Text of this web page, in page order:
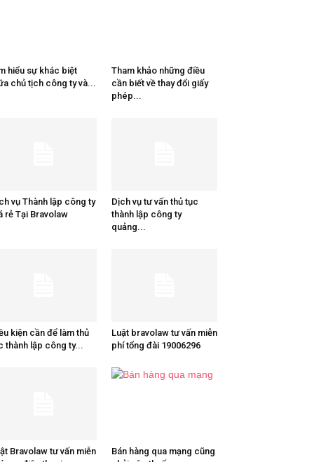
hiểu sự khác biệt
chủ tịch công ty và...
Tham khảo những điều
cần biết về thay đổi giấy
phép...
vụ Thành lập công ty
rẻ Tại Bravolaw
Dịch vụ tư vấn thủ tục
thành lập công ty
quảng...
kiện cần để làm thủ
thành lập công ty...
Luật bravolaw tư vấn miễn
phí tổng đài 19006296
Bravolaw tư vấn miễn
Bán hàng qua mạng cũng